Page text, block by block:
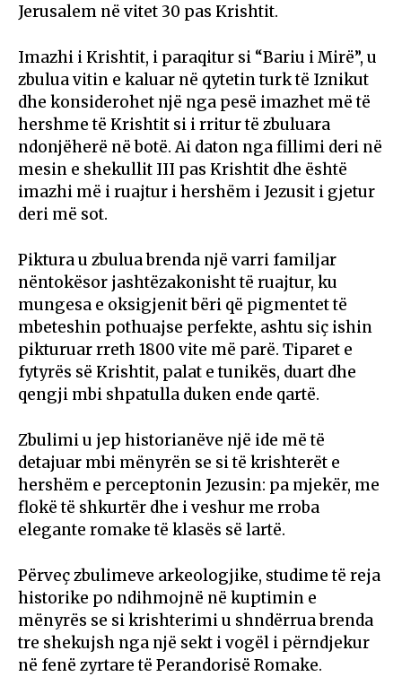
Jerusalem në vitet 30 pas Krishtit.
Imazhi i Krishtit, i paraqitur si “Bariu i Mirë”, u
zbulua vitin e kaluar në qytetin turk të Iznikut
dhe konsiderohet një nga pesë imazhet më të
hershme të Krishtit si i rritur të zbuluara
ndonjëherë në botë. Ai daton nga fillimi deri në
mesin e shekullit III pas Krishtit dhe është
imazhi më i ruajtur i hershëm i Jezusit i gjetur
deri më sot.
Piktura u zbulua brenda një varri familjar
nëntokësor jashtëzakonisht të ruajtur, ku
mungesa e oksigjenit bëri që pigmentet të
mbeteshin pothuajse perfekte, ashtu siç ishin
pikturuar rreth 1800 vite më parë. Tiparet e
fytyrës së Krishtit, palat e tunikës, duart dhe
qengji mbi shpatulla duken ende qartë.
Zbulimi u jep historianëve një ide më të
detajuar mbi mënyrën se si të krishterët e
hershëm e perceptonin Jezusin: pa mjekër, me
flokë të shkurtër dhe i veshur me rroba
elegante romake të klasës së lartë.
Përveç zbulimeve arkeologjike, studime të reja
historike po ndihmojnë në kuptimin e
mënyrës se si krishterimi u shndërrua brenda
tre shekujsh nga një sekt i vogël i përndjekur
në fenë zyrtare të Perandorisë Romake.